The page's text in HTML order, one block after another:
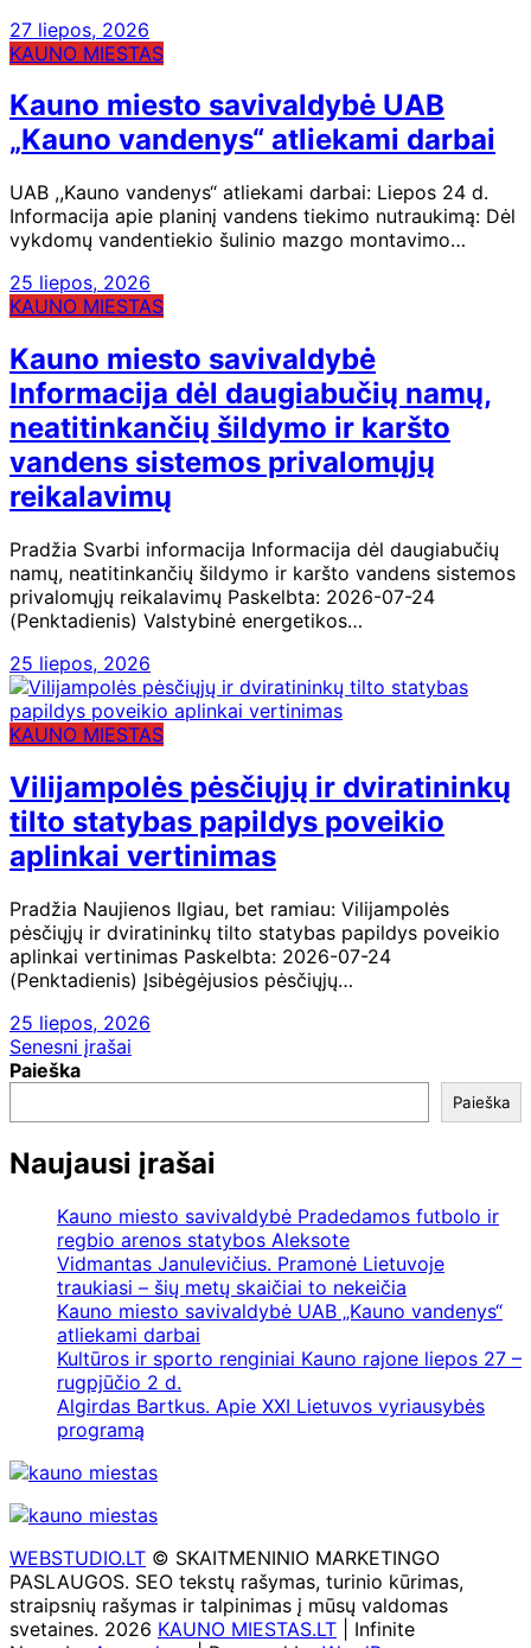
27 liepos, 2026
KAUNO MIESTAS
Kauno miesto savivaldybė UAB
„Kauno vandenys“ atliekami darbai
UAB ,,Kauno vandenys“ atliekami darbai: Liepos 24 d.
Informacija apie planinį vandens tiekimo nutraukimą: Dėl
vykdomų vandentiekio šulinio mazgo montavimo…
25 liepos, 2026
KAUNO MIESTAS
Kauno miesto savivaldybė
Informacija dėl daugiabučių namų,
neatitinkančių šildymo ir karšto
vandens sistemos privalomųjų
reikalavimų
Pradžia Svarbi informacija Informacija dėl daugiabučių
namų, neatitinkančių šildymo ir karšto vandens sistemos
privalomųjų reikalavimų Paskelbta: 2026-07-24
(Penktadienis) Valstybinė energetikos…
25 liepos, 2026
KAUNO MIESTAS
Vilijampolės pėsčiųjų ir dviratininkų
tilto statybas papildys poveikio
aplinkai vertinimas
Pradžia Naujienos Ilgiau, bet ramiau: Vilijampolės
pėsčiųjų ir dviratininkų tilto statybas papildys poveikio
aplinkai vertinimas Paskelbta: 2026-07-24
(Penktadienis) Įsibėgėjusios pėsčiųjų…
25 liepos, 2026
Navigacija
tarp
įrašų
Senesni įrašai
Paieška
Paieška
Naujausi įrašai
Kauno miesto savivaldybė Pradedamos futbolo ir
regbio arenos statybos Aleksote
Vidmantas Janulevičius. Pramonė Lietuvoje
traukiasi – šių metų skaičiai to nekeičia
Kauno miesto savivaldybė UAB „Kauno vandenys“
atliekami darbai
Kultūros ir sporto renginiai Kauno rajone liepos 27 –
rugpjūčio 2 d.
Algirdas Bartkus. Apie XXI Lietuvos vyriausybės
programą
WEBSTUDIO.LT © SKAITMENINIO MARKETINGO
PASLAUGOS. SEO tekstų rašymas, turinio kūrimas,
straipsnių rašymas ir talpinimas į mūsų valdomas
svetaines. 2026 KAUNO MIESTAS.LT | Infinite